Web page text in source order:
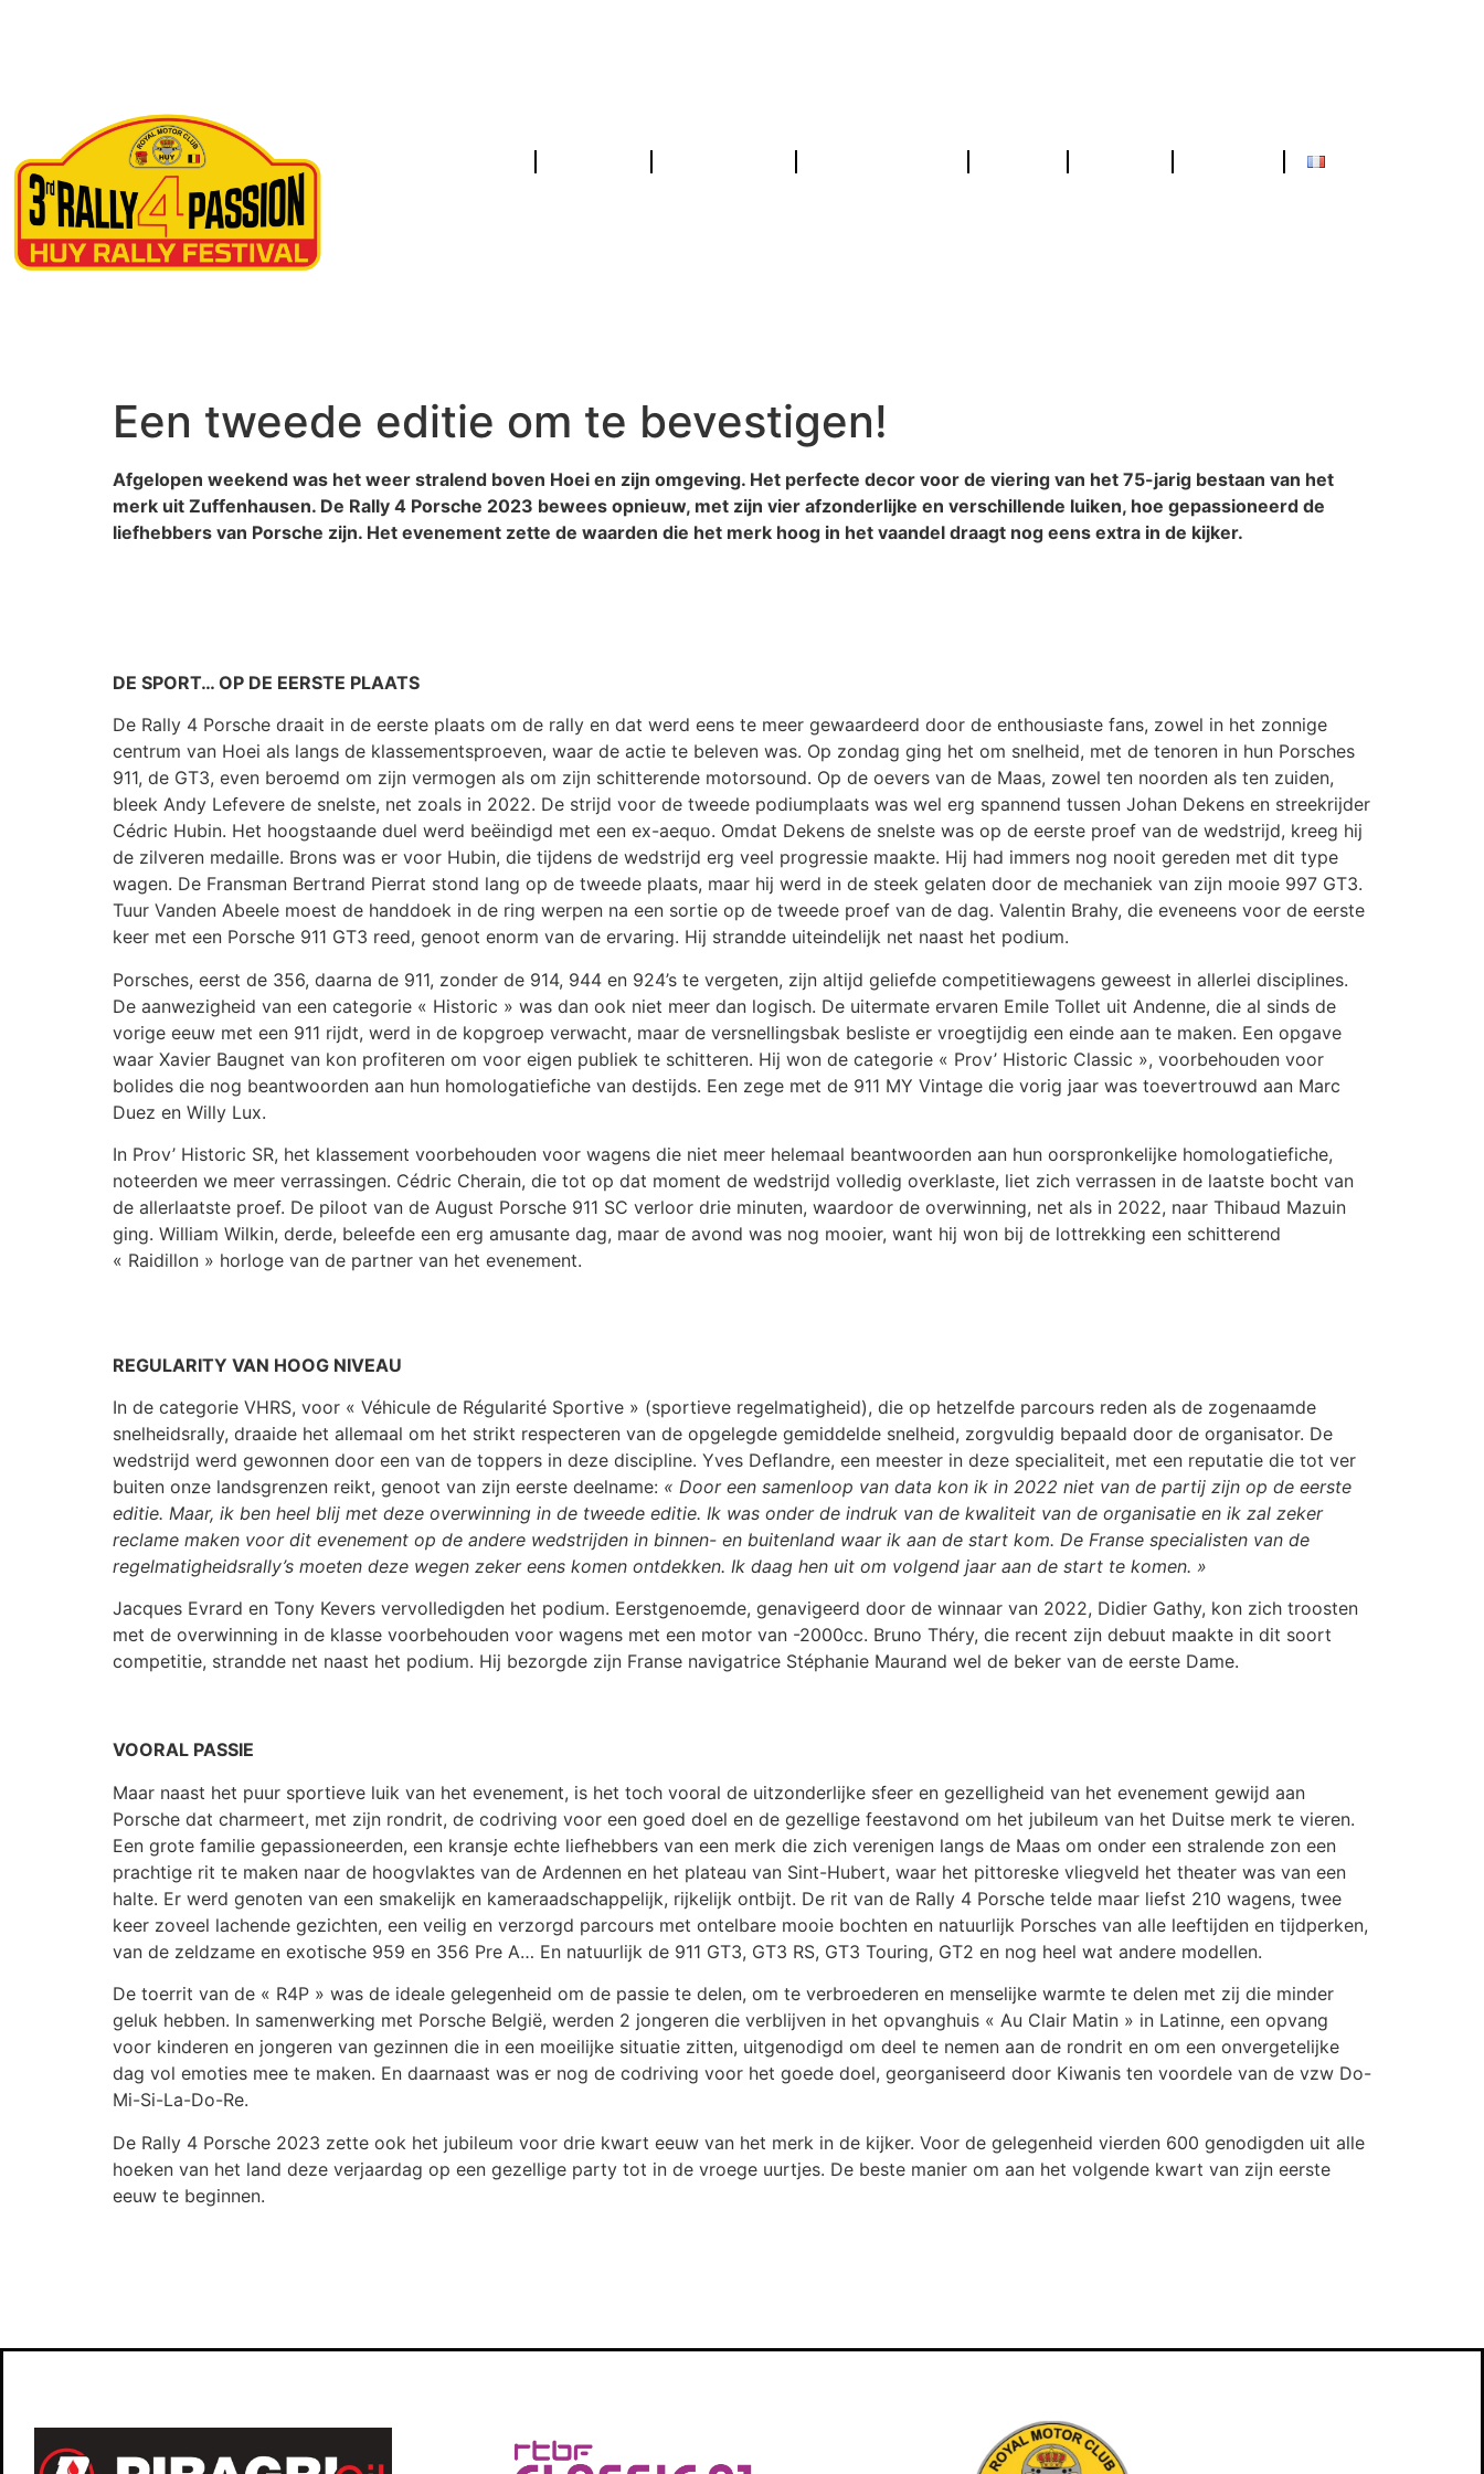
Een tweede editie om te bevestigen!
Afgelopen weekend was het weer stralend boven Hoei en zijn omgeving. Het perfecte decor voor de viering van het 75-jarig bestaan van het
merk uit Zuffenhausen. De Rally 4 Porsche 2023 bewees opnieuw, met zijn vier afzonderlijke en verschillende luiken, hoe gepassioneerd de
liefhebbers van Porsche zijn. Het evenement zette de waarden die het merk hoog in het vaandel draagt nog eens extra in de kijker.
DE SPORT… OP DE EERSTE PLAATS
De Rally 4 Porsche draait in de eerste plaats om de rally en dat werd eens te meer gewaardeerd door de enthousiaste fans, zowel in het zonnige
centrum van Hoei als langs de klassementsproeven, waar de actie te beleven was. Op zondag ging het om snelheid, met de tenoren in hun Porsches
911, de GT3, even beroemd om zijn vermogen als om zijn schitterende motorsound. Op de oevers van de Maas, zowel ten noorden als ten zuiden,
bleek Andy Lefevere de snelste, net zoals in 2022. De strijd voor de tweede podiumplaats was wel erg spannend tussen Johan Dekens en streekrijder
Cédric Hubin. Het hoogstaande duel werd beëindigd met een ex-aequo. Omdat Dekens de snelste was op de eerste proef van de wedstrijd, kreeg hij
de zilveren medaille. Brons was er voor Hubin, die tijdens de wedstrijd erg veel progressie maakte. Hij had immers nog nooit gereden met dit type
wagen. De Fransman Bertrand Pierrat stond lang op de tweede plaats, maar hij werd in de steek gelaten door de mechaniek van zijn mooie 997 GT3.
Tuur Vanden Abeele moest de handdoek in de ring werpen na een sortie op de tweede proef van de dag. Valentin Brahy, die eveneens voor de eerste
keer met een Porsche 911 GT3 reed, genoot enorm van de ervaring. Hij strandde uiteindelijk net naast het podium.
Porsches, eerst de 356, daarna de 911, zonder de 914, 944 en 924’s te vergeten, zijn altijd geliefde competitiewagens geweest in allerlei disciplines.
De aanwezigheid van een categorie « Historic » was dan ook niet meer dan logisch. De uitermate ervaren Emile Tollet uit Andenne, die al sinds de
vorige eeuw met een 911 rijdt, werd in de kopgroep verwacht, maar de versnellingsbak besliste er vroegtijdig een einde aan te maken. Een opgave
waar Xavier Baugnet van kon profiteren om voor eigen publiek te schitteren. Hij won de categorie « Prov’ Historic Classic », voorbehouden voor
bolides die nog beantwoorden aan hun homologatiefiche van destijds. Een zege met de 911 MY Vintage die vorig jaar was toevertrouwd aan Marc
Duez en Willy Lux.
In Prov’ Historic SR, het klassement voorbehouden voor wagens die niet meer helemaal beantwoorden aan hun oorspronkelijke homologatiefiche,
noteerden we meer verrassingen. Cédric Cherain, die tot op dat moment de wedstrijd volledig overklaste, liet zich verrassen in de laatste bocht van
de allerlaatste proef. De piloot van de August Porsche 911 SC verloor drie minuten, waardoor de overwinning, net als in 2022, naar Thibaud Mazuin
ging. William Wilkin, derde, beleefde een erg amusante dag, maar de avond was nog mooier, want hij won bij de lottrekking een schitterend
« Raidillon » horloge van de partner van het evenement.
REGULARITY VAN HOOG NIVEAU
In de categorie VHRS, voor « Véhicule de Régularité Sportive » (sportieve regelmatigheid), die op hetzelfde parcours reden als de zogenaamde
snelheidsrally, draaide het allemaal om het strikt respecteren van de opgelegde gemiddelde snelheid, zorgvuldig bepaald door de organisator. De
wedstrijd werd gewonnen door een van de toppers in deze discipline. Yves Deflandre, een meester in deze specialiteit, met een reputatie die tot ver
buiten onze landsgrenzen reikt, genoot van zijn eerste deelname: « Door een samenloop van data kon ik in 2022 niet van de partij zijn op de eerste
editie. Maar, ik ben heel blij met deze overwinning in de tweede editie. Ik was onder de indruk van de kwaliteit van de organisatie en ik zal zeker
reclame maken voor dit evenement op de andere wedstrijden in binnen- en buitenland waar ik aan de start kom. De Franse specialisten van de
regelmatigheidsrally’s moeten deze wegen zeker eens komen ontdekken. Ik daag hen uit om volgend jaar aan de start te komen. »
Jacques Evrard en Tony Kevers vervolledigden het podium. Eerstgenoemde, genavigeerd door de winnaar van 2022, Didier Gathy, kon zich troosten
met de overwinning in de klasse voorbehouden voor wagens met een motor van -2000cc. Bruno Théry, die recent zijn debuut maakte in dit soort
competitie, strandde net naast het podium. Hij bezorgde zijn Franse navigatrice Stéphanie Maurand wel de beker van de eerste Dame.
VOORAL PASSIE
Maar naast het puur sportieve luik van het evenement, is het toch vooral de uitzonderlijke sfeer en gezelligheid van het evenement gewijd aan
Porsche dat charmeert, met zijn rondrit, de codriving voor een goed doel en de gezellige feestavond om het jubileum van het Duitse merk te vieren.
Een grote familie gepassioneerden, een kransje echte liefhebbers van een merk die zich verenigen langs de Maas om onder een stralende zon een
prachtige rit te maken naar de hoogvlaktes van de Ardennen en het plateau van Sint-Hubert, waar het pittoreske vliegveld het theater was van een
halte. Er werd genoten van een smakelijk en kameraadschappelijk, rijkelijk ontbijt. De rit van de Rally 4 Porsche telde maar liefst 210 wagens, twee
keer zoveel lachende gezichten, een veilig en verzorgd parcours met ontelbare mooie bochten en natuurlijk Porsches van alle leeftijden en tijdperken,
van de zeldzame en exotische 959 en 356 Pre A… En natuurlijk de 911 GT3, GT3 RS, GT3 Touring, GT2 en nog heel wat andere modellen.
De toerrit van de « R4P » was de ideale gelegenheid om de passie te delen, om te verbroederen en menselijke warmte te delen met zij die minder
geluk hebben. In samenwerking met Porsche België, werden 2 jongeren die verblijven in het opvanghuis « Au Clair Matin » in Latinne, een opvang
voor kinderen en jongeren van gezinnen die in een moeilijke situatie zitten, uitgenodigd om deel te nemen aan de rondrit en om een onvergetelijke
dag vol emoties mee te maken. En daarnaast was er nog de codriving voor het goede doel, georganiseerd door Kiwanis ten voordele van de vzw Do-
Mi-Si-La-Do-Re.
De Rally 4 Porsche 2023 zette ook het jubileum voor drie kwart eeuw van het merk in de kijker. Voor de gelegenheid vierden 600 genodigden uit alle
hoeken van het land deze verjaardag op een gezellige party tot in de vroege uurtjes. De beste manier om aan het volgende kwart van zijn eerste
eeuw te beginnen.